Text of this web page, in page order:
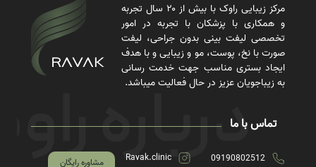
مرکز زیبایی راوک با بیش از ۲۰ سال تجربه
و همکاری با پزشکان با تجربه در امور
تخصصی لیفت بینی بدون جراحی، لیفت
صورت با نخ، پوست، مو و زیبایی و با هدف
ایجاد بستری مناسب جهت خدمت رسانی
به زیباجویان عزیز در حال فعالیت میباشد.
تماس با ما
09190802512
Ravak.clinic مشاوره رایگان